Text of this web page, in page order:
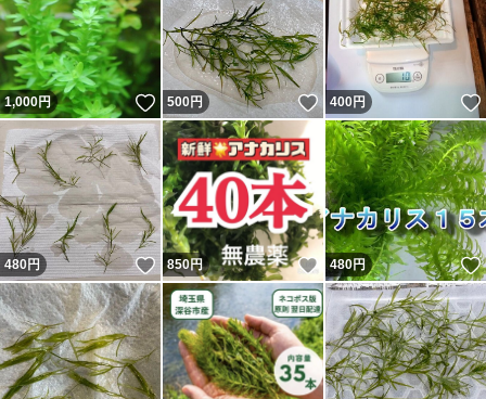
1,000円 いいね！
500円 いいね！
400円
480円 いいね！
850円 いいね！
480円